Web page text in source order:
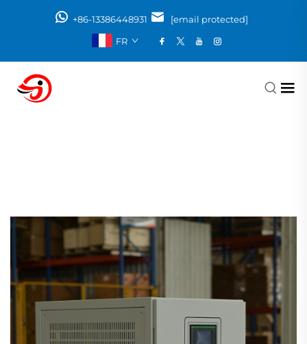
+86-13386448931
[email protected]
FR